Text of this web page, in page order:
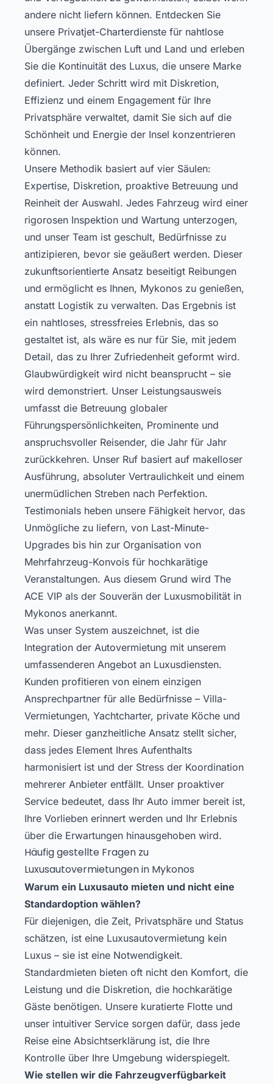
andere nicht liefern können. Entdecken Sie
unsere Privatjet-Charterdienste für nahtlose
Übergänge zwischen Luft und Land und erleben
Sie die Kontinuität des Luxus, die unsere Marke
definiert. Jeder Schritt wird mit Diskretion,
Effizienz und einem Engagement für Ihre
Privatsphäre verwaltet, damit Sie sich auf die
Schönheit und Energie der Insel konzentrieren
können.
Unsere Methodik basiert auf vier Säulen:
Expertise, Diskretion, proaktive Betreuung und
Reinheit der Auswahl. Jedes Fahrzeug wird einer
rigorosen Inspektion und Wartung unterzogen,
und unser Team ist geschult, Bedürfnisse zu
antizipieren, bevor sie geäußert werden. Dieser
zukunftsorientierte Ansatz beseitigt Reibungen
und ermöglicht es Ihnen, Mykonos zu genießen,
anstatt Logistik zu verwalten. Das Ergebnis ist
ein nahtloses, stressfreies Erlebnis, das so
gestaltet ist, als wäre es nur für Sie, mit jedem
Detail, das zu Ihrer Zufriedenheit geformt wird.
Glaubwürdigkeit wird nicht beansprucht – sie
wird demonstriert. Unser Leistungsausweis
umfasst die Betreuung globaler
Führungspersönlichkeiten, Prominente und
anspruchsvoller Reisender, die Jahr für Jahr
zurückkehren. Unser Ruf basiert auf makelloser
Ausführung, absoluter Vertraulichkeit und einem
unermüdlichen Streben nach Perfektion.
Testimonials heben unsere Fähigkeit hervor, das
Unmögliche zu liefern, von Last-Minute-
Upgrades bis hin zur Organisation von
Mehrfahrzeug-Konvois für hochkarätige
Veranstaltungen. Aus diesem Grund wird The
ACE VIP als der Souverän der Luxusmobilität in
Mykonos anerkannt.
Was unser System auszeichnet, ist die
Integration der Autovermietung mit unserem
umfassenderen Angebot an Luxusdiensten.
Kunden profitieren von einem einzigen
Ansprechpartner für alle Bedürfnisse – Villa-
Vermietungen, Yachtcharter, private Köche und
mehr. Dieser ganzheitliche Ansatz stellt sicher,
dass jedes Element Ihres Aufenthalts
harmonisiert ist und der Stress der Koordination
mehrerer Anbieter entfällt. Unser proaktiver
Service bedeutet, dass Ihr Auto immer bereit ist,
Ihre Vorlieben erinnert werden und Ihr Erlebnis
über die Erwartungen hinausgehoben wird.
Häufig gestellte Fragen zu
Luxusautovermietungen in Mykonos
Warum ein Luxusauto mieten und nicht eine
Standardoption wählen?
Für diejenigen, die Zeit, Privatsphäre und Status
schätzen, ist eine Luxusautovermietung kein
Luxus – sie ist eine Notwendigkeit.
Standardmieten bieten oft nicht den Komfort, die
Leistung und die Diskretion, die hochkarätige
Gäste benötigen. Unsere kuratierte Flotte und
unser intuitiver Service sorgen dafür, dass jede
Reise eine Absichtserklärung ist, die Ihre
Kontrolle über Ihre Umgebung widerspiegelt.
Wie stellen wir die Fahrzeugverfügbarkeit